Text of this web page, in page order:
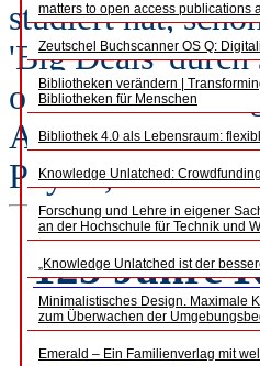
matters to open access publications
Zeutschel Buchscanner OS Q:
Bibliotheken verändern |
Bibliotheken für Menschen
Bibliothek 4.0 als Lebensraum:
Knowledge Unlatched:
Forschung und Lehre in eigener
an der Hochschule für Technik und
„Knowledge Unlatched ist der
Minimalistisches Design. Maximale
zum Überwachen der
Emerald – Ein Familienverlag mit
studiert hat,
'Big Deals'
oder vielleicht
Autor bezahlt.“
Physik, den
125 Jahre